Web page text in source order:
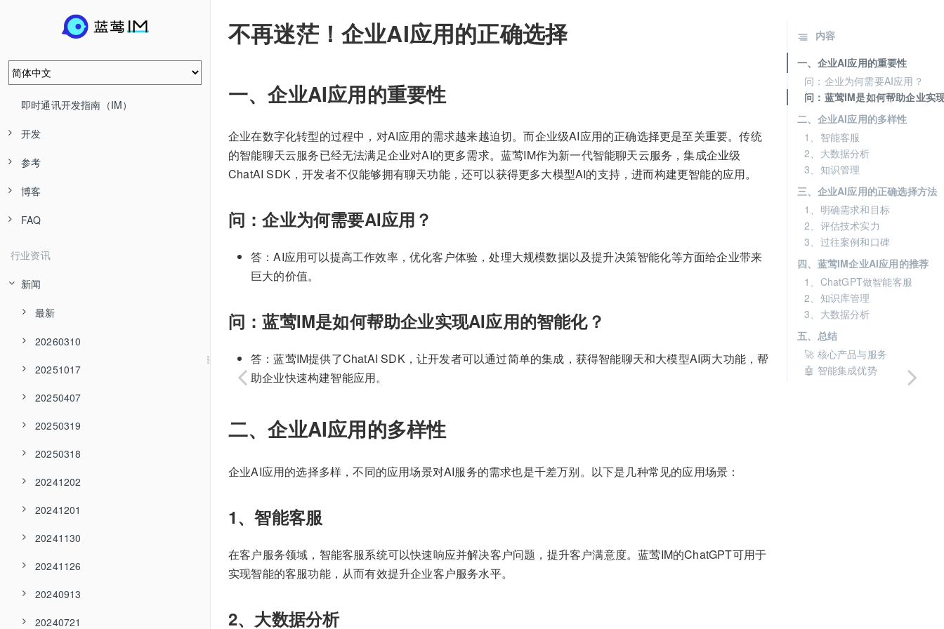
即时通讯开发指南（IM）
开发
参考
博客
FAQ
行业资讯
新闻
最新
20260310
20251017
20250407
20250319
20250318
20241202
20241201
20241130
20241126
20240913
20240721
不再迷茫！企业AI应用的正确选择
一、企业AI应用的重要性
企业在数字化转型的过程中，对AI应用的需求越来越迫切。而企业级AI应用的正确选择更是至关重要。传统
的智能聊天云服务已经无法满足企业对AI的更多需求。蓝莺IM作为新一代智能聊天云服务，集成企业级
ChatAI SDK，开发者不仅能够拥有聊天功能，还可以获得更多大模型AI的支持，进而构建更智能的应用。
问：企业为何需要AI应用？
答：AI应用可以提高工作效率，优化客户体验，处理大规模数据以及提升决策智能化等方面给企业带来
巨大的价值。
问：蓝莺IM是如何帮助企业实现AI应用的智能化？
答：蓝莺IM提供了ChatAI SDK，让开发者可以通过简单的集成，获得智能聊天和大模型AI两大功能，帮
助企业快速构建智能应用。
二、企业AI应用的多样性
企业AI应用的选择多样，不同的应用场景对AI服务的需求也是千差万别。以下是几种常见的应用场景：
1、智能客服
在客户服务领域，智能客服系统可以快速响应并解决客户问题，提升客户满意度。蓝莺IM的ChatGPT可用于
实现智能的客服功能，从而有效提升企业客户服务水平。
2、大数据分析
内容
一、企业AI应用的重要性
问：企业为何需要AI应用？
问：蓝莺IM是如何帮助企业实
二、企业AI应用的多样性
1、智能客服
2、大数据分析
3、知识管理
三、企业AI应用的正确选择方法
1、明确需求和目标
2、评估技术实力
3、过往案例和口碑
四、蓝莺IM企业AI应用的推荐
1、ChatGPT做智能客服
2、知识库管理
3、大数据分析
五、总结
🚀 核心产品与服务
🤖 智能集成优势